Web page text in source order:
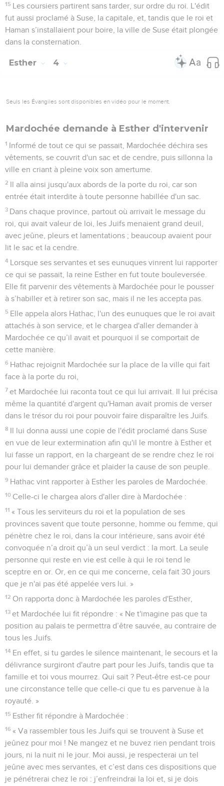
15 Les coursiers partirent sans tarder, sur ordre du roi. L'édit
fut aussi proclamé à Suse, la capitale, et, tandis que le roi et
Haman s’installaient pour boire, la ville de Suse était plongée
dans la consternation.
Esther 4
Seuls les Évangiles sont disponibles en vidéo pour le moment.
Mardochée demande à Esther d'intervenir
1 Informé de tout ce qui se passait, Mardochée déchira ses
vêtements, se couvrit d'un sac et de cendre, puis sillonna la
ville en criant à pleine voix son amertume.
2 Il alla ainsi jusqu'aux abords de la porte du roi, car son
entrée était interdite à toute personne habillée d'un sac.
3 Dans chaque province, partout où arrivait le message du
roi, qui avait valeur de loi, les Juifs menaient grand deuil,
avec jeûne, pleurs et lamentations ; beaucoup avaient pour
lit le sac et la cendre.
4 Lorsque ses servantes et ses eunuques vinrent lui rapporter
ce qui se passait, la reine Esther en fut toute bouleversée.
Elle fit parvenir des vêtements à Mardochée pour le pousser
à s’habiller et à retirer son sac, mais il ne les accepta pas.
5 Elle appela alors Hathac, l'un des eunuques que le roi avait
attachés à son service, et le chargea d'aller demander à
Mardochée ce qu’il avait et pourquoi il se comportait de
cette manière.
6 Hathac rejoignit Mardochée sur la place de la ville qui fait
face à la porte du roi,
7 et Mardochée lui raconta tout ce qui lui arrivait. Il lui précisa
même la quantité d'argent qu'Haman avait promis de verser
dans le trésor du roi pour pouvoir faire disparaître les Juifs.
8 Il lui donna aussi une copie de l'édit proclamé dans Suse
en vue de leur extermination afin qu'il le montre à Esther et
lui fasse un rapport, en la chargeant de se rendre chez le roi
pour lui demander grâce et plaider la cause de son peuple.
9 Hathac vint rapporter à Esther les paroles de Mardochée.
10 Celle-ci le chargea alors d'aller dire à Mardochée :
11 « Tous les serviteurs du roi et la population de ses
provinces savent que toute personne, homme ou femme, qui
pénètre chez le roi, dans la cour intérieure, sans avoir été
convoquée n’a droit qu’à un seul verdict : la mort. La seule
personne qui reste en vie est celle à qui le roi tend le
sceptre en or. Or, en ce qui me concerne, cela fait 30 jours
que je n'ai pas été appelée vers lui. »
12 On rapporta donc à Mardochée les paroles d'Esther,
13 et Mardochée lui fit répondre : « Ne t'imagine pas que ta
position au palais te permettra d’être sauvée, au contraire de
tous les Juifs.
14 En effet, si tu gardes le silence maintenant, le secours et la
délivrance surgiront d'autre part pour les Juifs, tandis que ta
famille et toi vous mourrez. Qui sait ? Peut-être est-ce pour
une circonstance telle que celle-ci que tu es parvenue à la
royauté. »
15 Esther fit répondre à Mardochée :
16 « Va rassembler tous les Juifs qui se trouvent à Suse et
jeûnez pour moi ! Ne mangez et ne buvez rien pendant trois
jours, ni la nuit ni le jour. Moi aussi, je respecterai un tel
jeûne avec mes servantes, et c’est dans ces dispositions que
je pénétrerai chez le roi : j’enfreindrai la loi et, si je dois